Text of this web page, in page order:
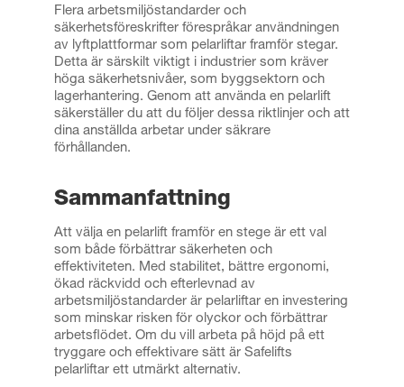
Flera arbetsmiljöstandarder och
säkerhetsföreskrifter förespråkar användningen
av lyftplattformar som pelarliftar framför stegar.
Detta är särskilt viktigt i industrier som kräver
höga säkerhetsnivåer, som byggsektorn och
lagerhantering. Genom att använda en pelarlift
säkerställer du att du följer dessa riktlinjer och att
dina anställda arbetar under säkrare
förhållanden.
Sammanfattning
Att välja en pelarlift framför en stege är ett val
som både förbättrar säkerheten och
effektiviteten. Med stabilitet, bättre ergonomi,
ökad räckvidd och efterlevnad av
arbetsmiljöstandarder är pelarliftar en investering
som minskar risken för olyckor och förbättrar
arbetsflödet. Om du vill arbeta på höjd på ett
tryggare och effektivare sätt är Safelifts
pelarliftar ett utmärkt alternativ.